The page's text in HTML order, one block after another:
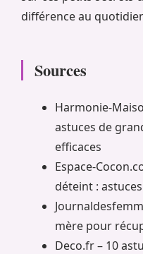
différence au
Sources
Harmonie-
astuces de
efficaces
Espace-
déteint :
mère pour
Deco.fr – 10